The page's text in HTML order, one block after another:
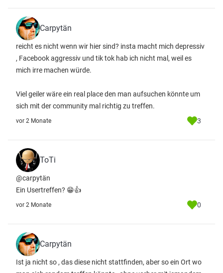
Carpytän
reicht es nicht wenn wir hier sind? insta macht mich depressiv
, Facebook aggressiv und tik tok hab ich nicht mal, weil es
mich irre machen würde.
Viel geiler wäre ein real place den man aufsuchen könnte um
sich mit der community mal richtig zu treffen.
vor 2 Monate 3
ToTi
@carpytän
Ein Usertreffen? 😁👍
vor 2 Monate 0
Carpytän
Ist ja nicht so , das diese nicht stattfinden, aber so ein Ort wo